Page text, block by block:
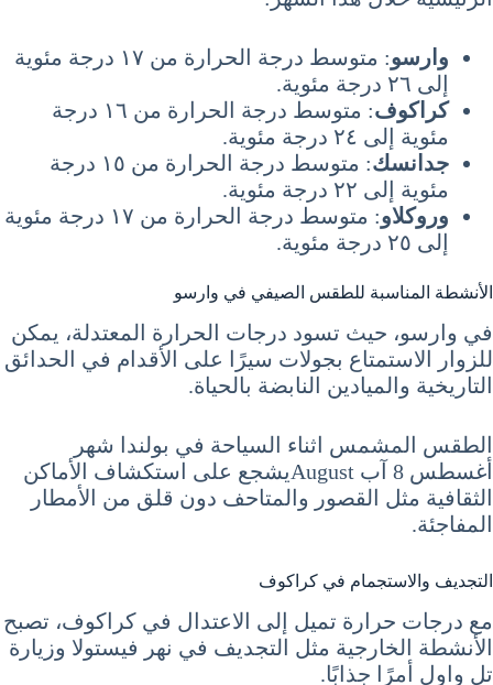
وارسو
: متوسط درجة الحرارة من ١٧ درجة مئوية
إلى ٢٦ درجة مئوية.
كراكوف
: متوسط درجة الحرارة من ١٦ درجة
مئوية إلى ٢٤ درجة مئوية.
جدانسك
: متوسط درجة الحرارة من ١٥ درجة
مئوية إلى ٢٢ درجة مئوية.
وروكلاو
: متوسط درجة الحرارة من ١٧ درجة مئوية
إلى ٢٥ درجة مئوية.
الأنشطة المناسبة للطقس الصيفي في وارسو
في وارسو، حيث تسود درجات الحرارة المعتدلة، يمكن
للزوار الاستمتاع بجولات سيرًا على الأقدام في الحدائق
التاريخية والميادين النابضة بالحياة.
الطقس المشمس اثناء السياحة في بولندا شهر
أغسطس 8 آب Augustيشجع على استكشاف الأماكن
الثقافية مثل القصور والمتاحف دون قلق من الأمطار
المفاجئة.
التجديف والاستجمام في كراكوف
مع درجات حرارة تميل إلى الاعتدال في كراكوف، تصبح
الأنشطة الخارجية مثل التجديف في نهر فيستولا وزيارة
تل واول أمرًا جذابًا.